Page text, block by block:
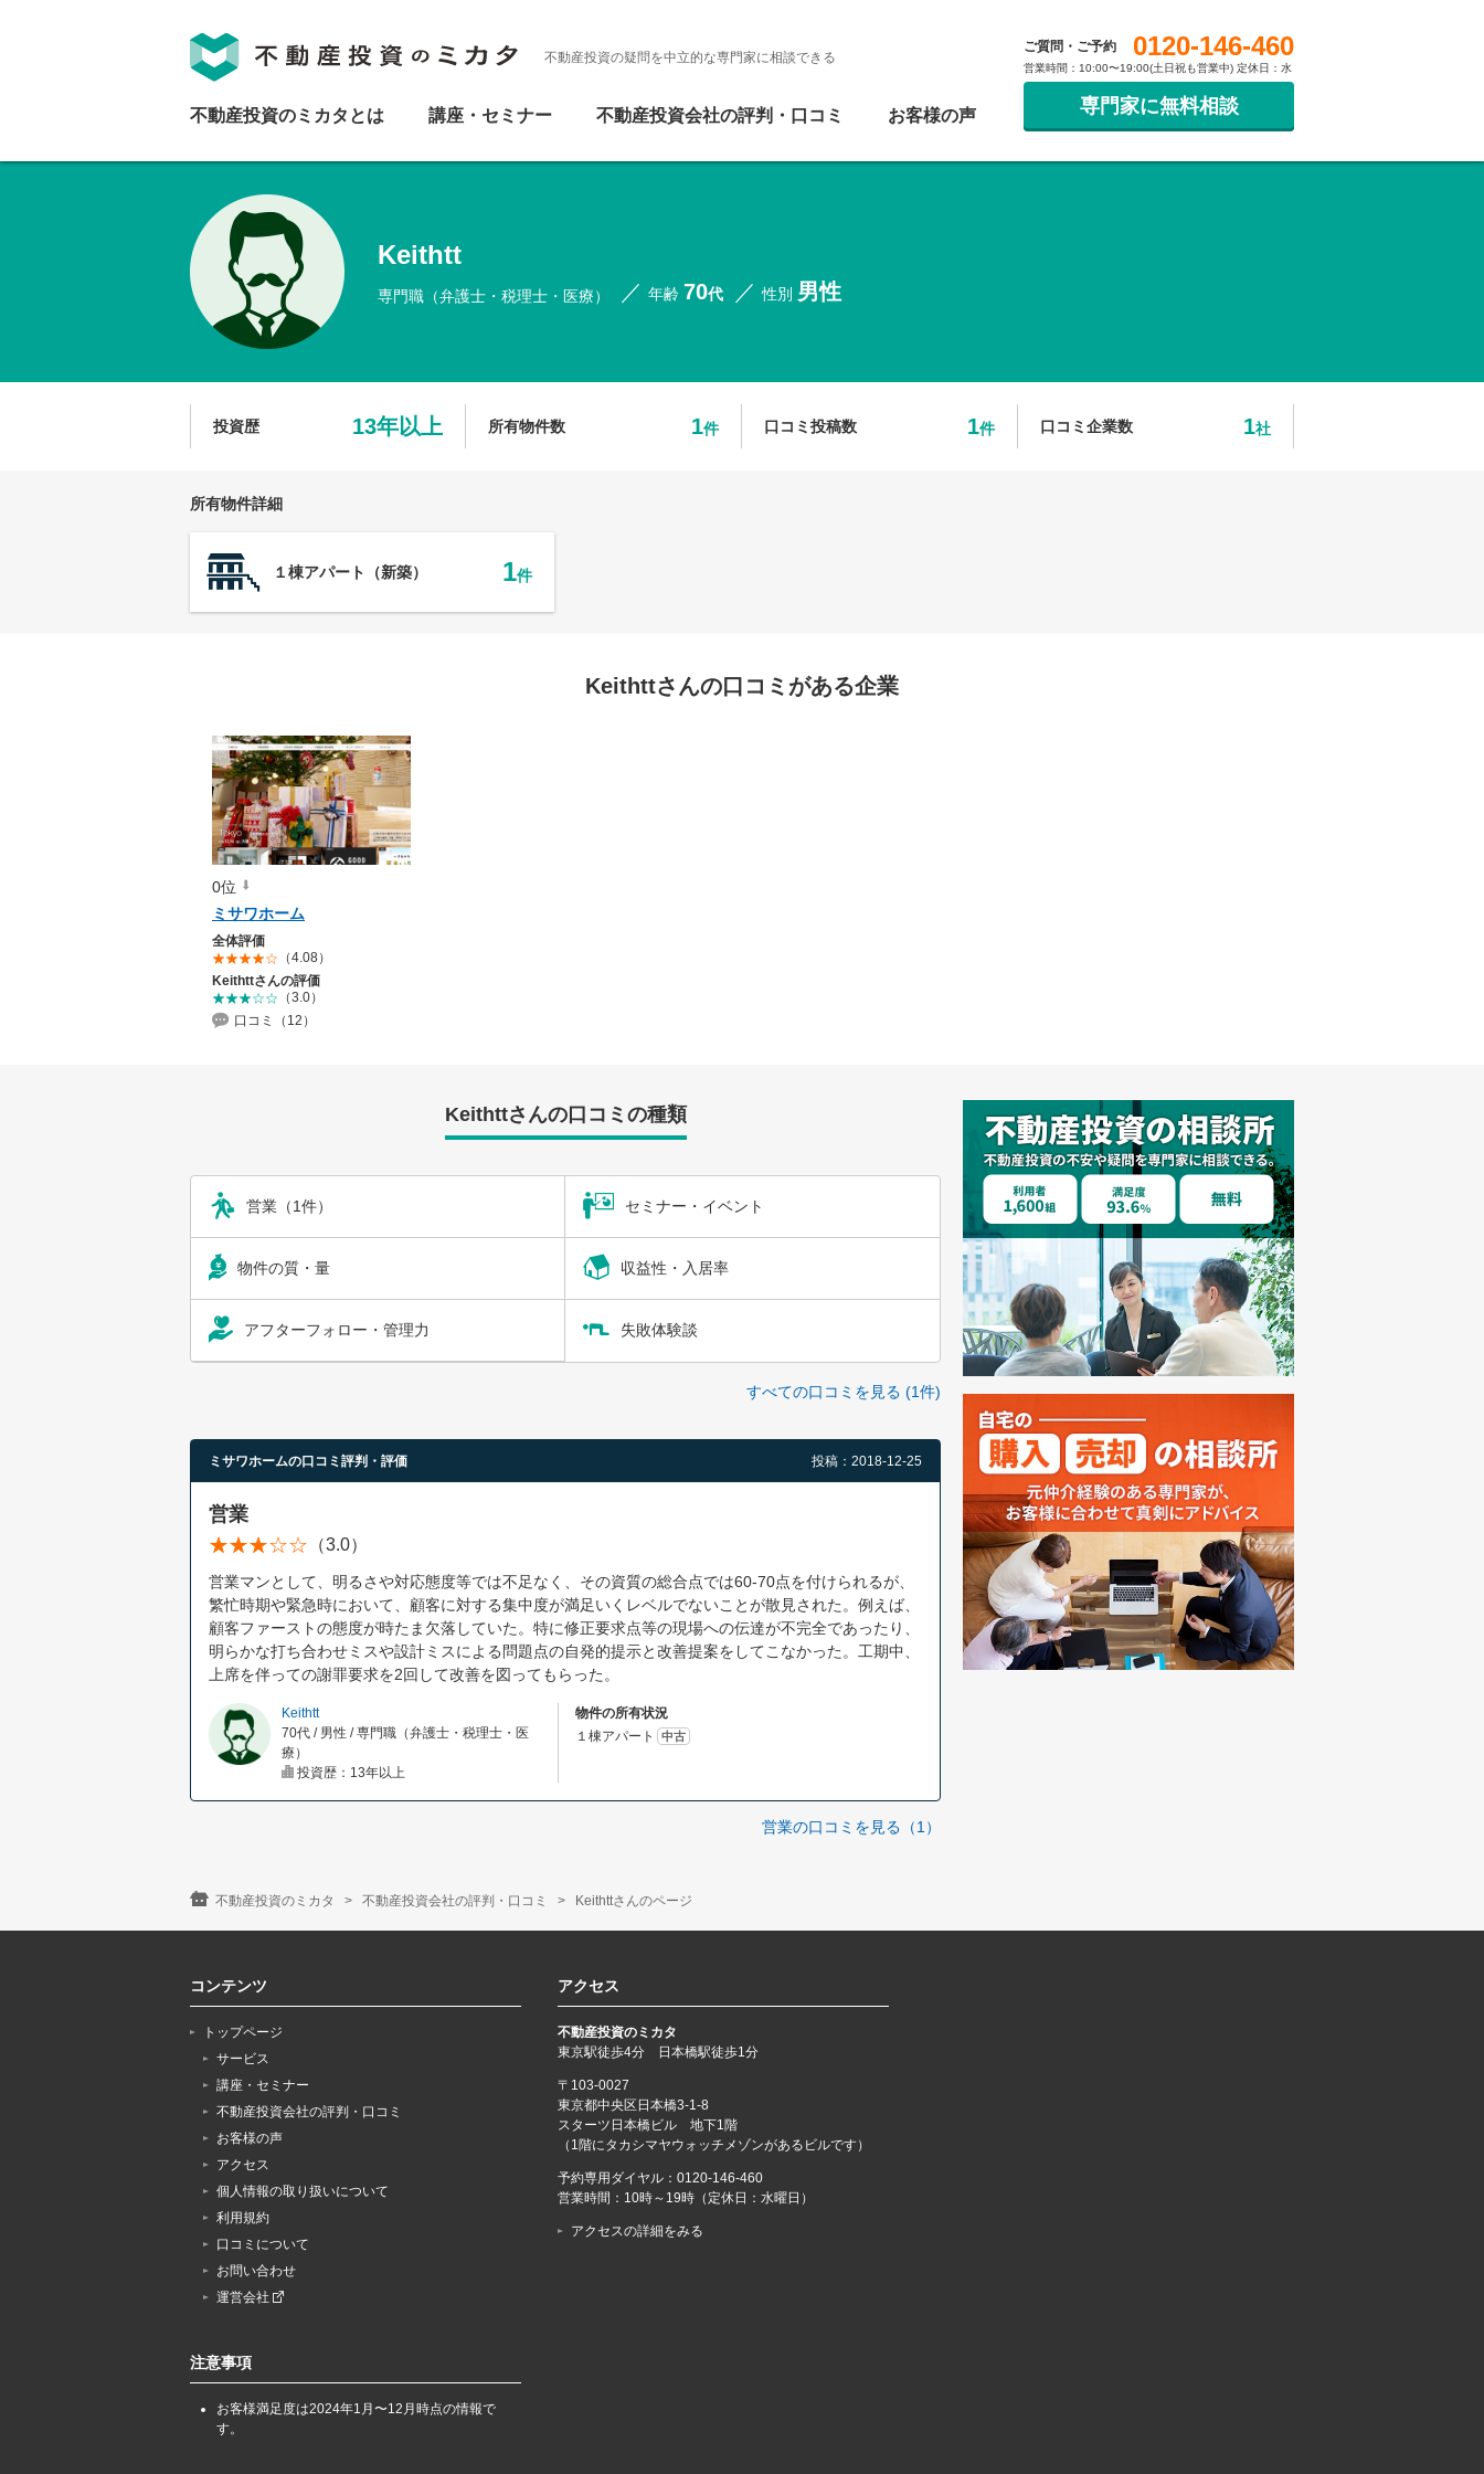
不動産投資の疑問を中立的な専門家に相談できる
不動産投資のミカタとは 講座・セミナー 不動産投資会社の評判・口コミ お客様の声 専門家に無料相談
ご質問・ご予約 0120-146-460
営業時間：10:00〜19:00(土日祝も営業中) 定休日：水
Keithtt
専門職（弁護士・税理士・医療） 年齢 70代 性別 男性
投資歴 13年以上 所有物件数 1件 口コミ投稿数 1件 口コミ企業数 1社
所有物件詳細
１棟アパート（新築） 1件
Keithttさんの口コミがある企業
0位
ミサワホーム
全体評価
（4.08）
Keithttさんの評価
（3.0）
口コミ（12）
Keithttさんの口コミの種類
営業（1件） セミナー・イベント
物件の質・量 収益性・入居率
アフターフォロー・管理力 失敗体験談
すべての口コミを見る (1件)
ミサワホームの口コミ評判・評価 投稿：2018-12-25
営業
（3.0）
営業マンとして、明るさや対応態度等では不足なく、その資質の総合点では60-70点を付けられるが、
繁忙時期や緊急時において、顧客に対する集中度が満足いくレベルでないことが散見された。例えば、
顧客ファーストの態度が時たま欠落していた。特に修正要求点等の現場への伝達が不完全であったり、
明らかな打ち合わせミスや設計ミスによる問題点の自発的提示と改善提案をしてこなかった。工期中、
上席を伴っての謝罪要求を2回して改善を図ってもらった。
Keithtt
70代 / 男性 / 専門職（弁護士・税理士・医
療）
投資歴：13年以上
物件の所有状況
１棟アパート
中古
営業の口コミを見る（1）
不動産投資のミカタ 不動産投資会社の評判・口コミ Keithttさんのページ
コンテンツ
トップページ
サービス
講座・セミナー
不動産投資会社の評判・口コミ
お客様の声
アクセス
個人情報の取り扱いについて
利用規約
口コミについて
お問い合わせ
運営会社
アクセス
不動産投資のミカタ
東京駅徒歩4分 日本橋駅徒歩1分
〒103-0027
東京都中央区日本橋3-1-8
スターツ日本橋ビル 地下1階
（1階にタカシマヤウォッチメゾンがあるビルです）
予約専用ダイヤル：0120-146-460
営業時間：10時～19時（定休日：水曜日）
アクセスの詳細をみる
注意事項
お客様満足度は2024年1月〜12月時点の情報で
す。